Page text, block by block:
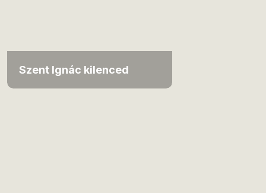
Szent Ignác kilenced